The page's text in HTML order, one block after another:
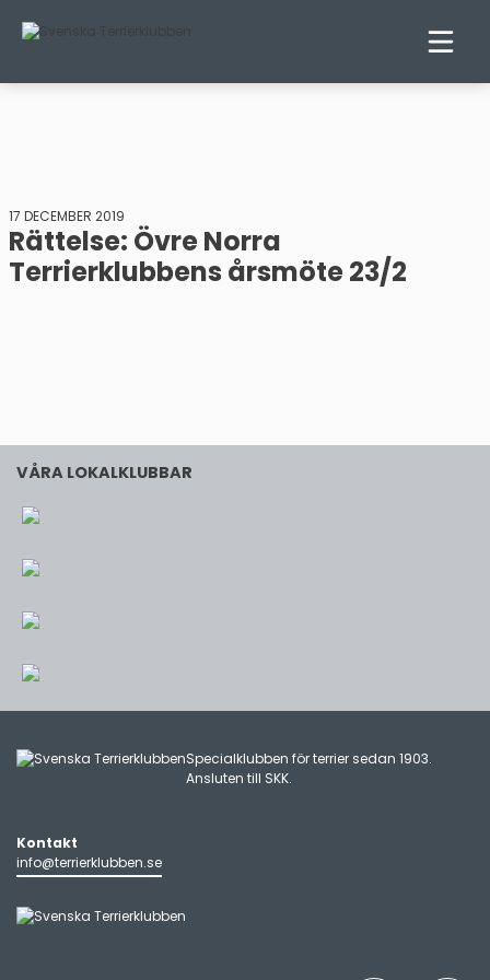
17 DECEMBER 2019
Rättelse: Övre Norra
Terrierklubbens årsmöte 23/2
VÅRA LOKALKLUBBAR
Specialklubben för terrier sedan 1903.
Ansluten till SKK.
Kontakt
info@terrierklubben.se